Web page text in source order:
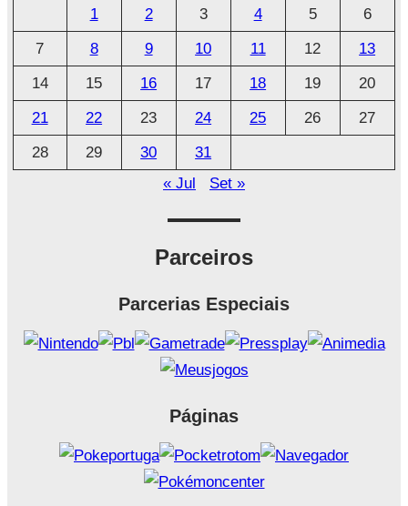
v
o
1 2 3 4 5
6
7
8 9 10 11 12
13
14
15 16 17 18 19
20
21
22 23 24 25 26
27
28
29 30
31
« Jul
Set »
Parceiros
Parcerias Especiais
Páginas